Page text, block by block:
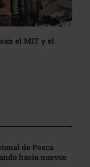
el MIT y el
de Pesca
hacia nuevos